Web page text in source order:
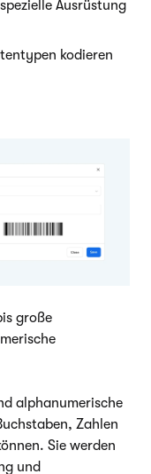
Ausrüstung
kodieren
große
alphanumerische
Zahlen
Sie werden
und